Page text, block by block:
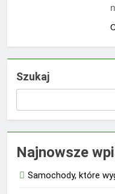
Szukaj
Najnowsze
Samochody, które